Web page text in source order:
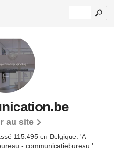
au site
115.495 en Belgique. 'A
- communicatiebureau.'